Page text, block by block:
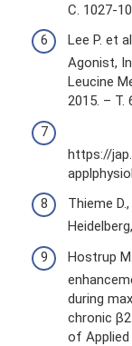
С. 1027-
Lee P. et
Agonist,
Leucine
2015. – Т.
https://
Thieme
Hostrup
during
chronic
of Applied